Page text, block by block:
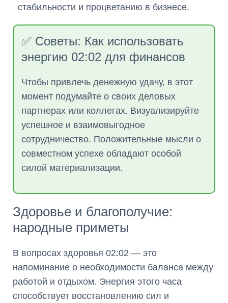
стабильности и процветанию в бизнесе.
✅ Советы: Как использовать
энергию 02:02 для финансов
Чтобы привлечь денежную удачу, в этот
момент подумайте о своих деловых
партнерах или коллегах. Визуализируйте
успешное и взаимовыгодное
сотрудничество. Положительные мысли о
совместном успехе обладают особой
силой материализации.
Здоровье и благополучие:
народные приметы
В вопросах здоровья 02:02 — это
напоминание о необходимости баланса между
работой и отдыхом. Энергия этого часа
способствует восстановлению сил и